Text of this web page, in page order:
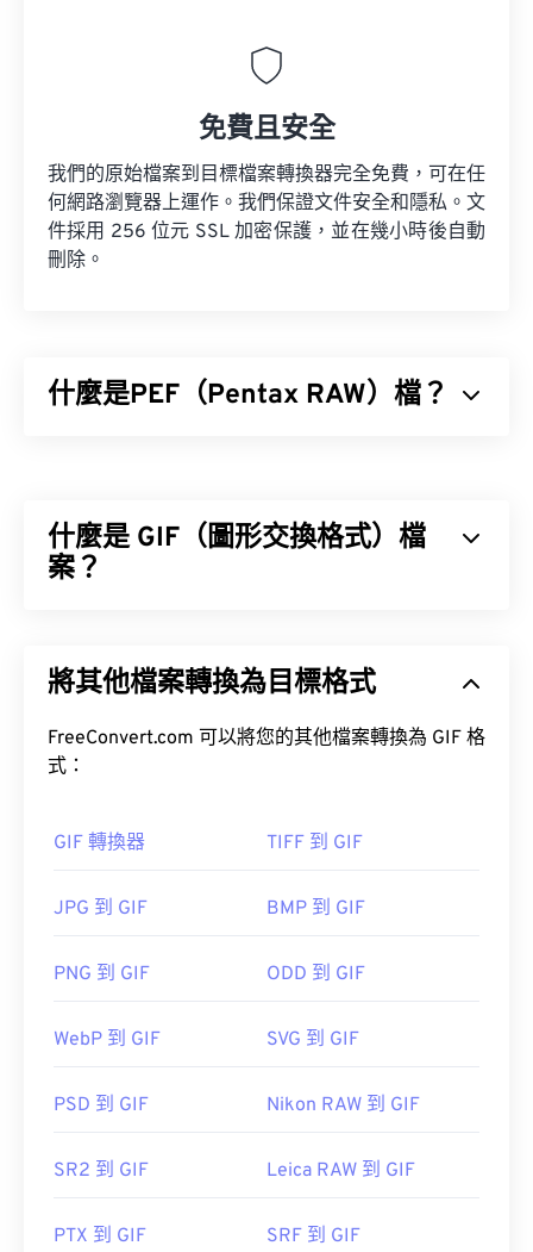
免費且安全
我們的原始檔案到目標檔案轉換器完全免費，可在任
何網路瀏覽器上運作。我們保證文件安全和隱私。文
件採用 256 位元 SSL 加密保護，並在幾小時後自動
刪除。
什麼是PEF（Pentax RAW）檔？
如何開啟 PEF 檔案？
軟體是開啟 PEF 檔案的預設軟體。另一個常用的
PEF 檔案檢視程式是
Adobe Photoshop Lightroom
首次發布：2006 年 5 月
什麼是 GIF（圖形交換格式）檔
案？
GIF 使用無損壓縮 (無損音頻)，並且支援無音訊動
GIF 最常見的用途是以動畫形式出現在廣告、社群媒
體上的情緒回覆和表情符號中，這些內容經常在網路
幾乎所有網頁瀏覽器都支援 GIF，這使其比其他圖像
果行動裝置（包括 iPhone 和 iPad）上打開，這使得
器和作業系統上輕鬆開啟。
Photoshop
Photoshop Elements
將其他檔案轉換為目標格式
FreeConvert.com 可以將您的其他檔案轉換為 GIF 格
式：
GIF 轉換器 TIFF 到 GIF
JPG 到 GIF BMP 到 GIF
PNG 到 GIF ODD 到 GIF
WebP 到 GIF SVG 到 GIF
PSD 到 GIF Nikon RAW 到 GIF
SR2 到 GIF Leica RAW 到 GIF
PTX 到 GIF SRF 到 GIF